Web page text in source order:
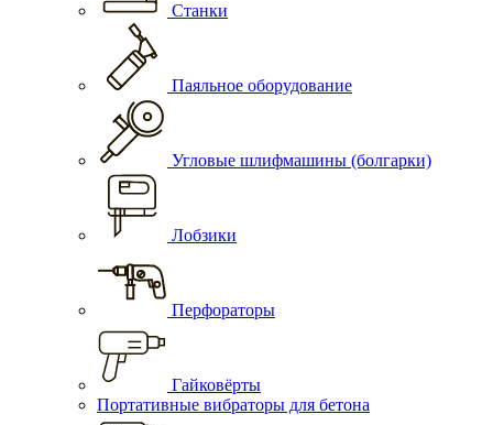
Станки
Паяльное оборудование
Угловые шлифмашины (болгарки)
Лобзики
Перфораторы
Гайковёрты
Портативные вибраторы для бетона